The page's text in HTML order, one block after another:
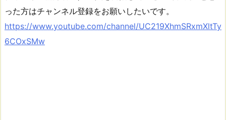
った方はチャンネル登録をお願いしたいです。
https://www.youtube.com/channel/UC219XhmSRxmXltTy
6COxSMw